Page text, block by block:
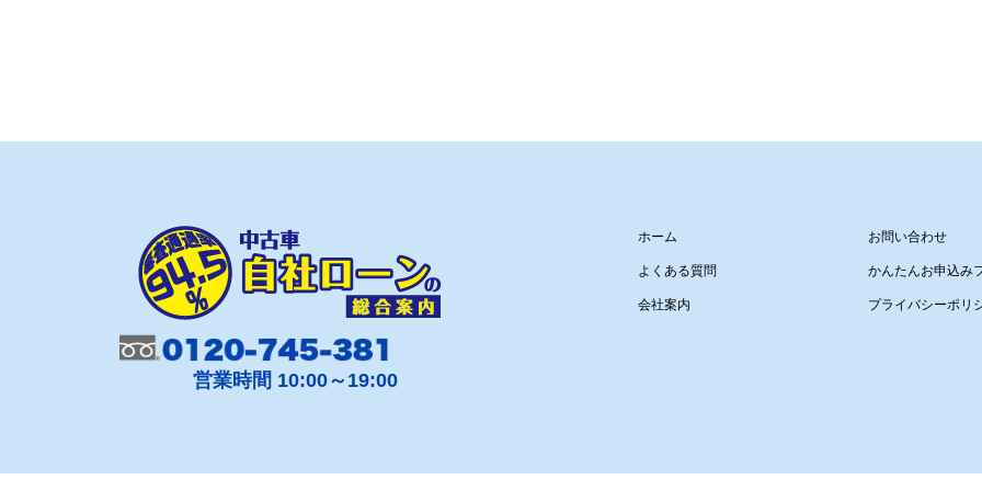
ホーム
よくある質問
会社案内
お問い合わせ
かんたんお申込み
プライバシーポリ
営業時間 10:00～19:00